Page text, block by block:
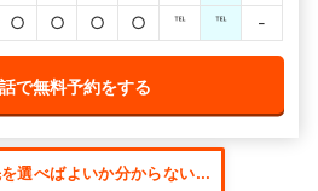
○ ○ ○ ○ ℡ ℡ -
で無料予約をする
選べばよいか分からない...